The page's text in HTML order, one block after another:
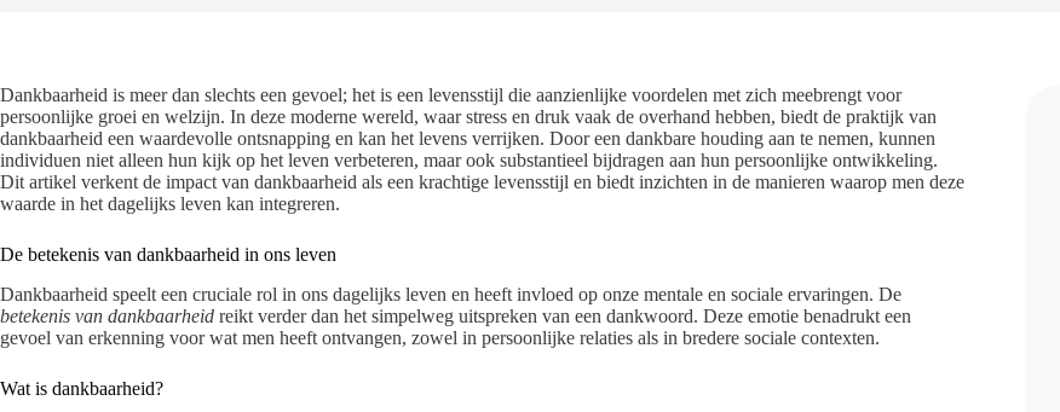
Dankbaarheid is meer dan slechts een gevoel; het is een levensstijl die aanzienlijke voordelen met zich meebrengt voor
persoonlijke groei en welzijn. In deze moderne wereld, waar stress en druk vaak de overhand hebben, biedt de praktijk van
dankbaarheid een waardevolle ontsnapping en kan het levens verrijken. Door een dankbare houding aan te nemen, kunnen
individuen niet alleen hun kijk op het leven verbeteren, maar ook substantieel bijdragen aan hun persoonlijke ontwikkeling.
Dit artikel verkent de impact van dankbaarheid als een krachtige levensstijl en biedt inzichten in de manieren waarop men deze
waarde in het dagelijks leven kan integreren.
De betekenis van dankbaarheid in ons leven
Dankbaarheid speelt een cruciale rol in ons dagelijks leven en heeft invloed op onze mentale en sociale ervaringen. De
betekenis van dankbaarheid reikt verder dan het simpelweg uitspreken van een dankwoord. Deze emotie benadrukt een
gevoel van erkenning voor wat men heeft ontvangen, zowel in persoonlijke relaties als in bredere sociale contexten.
Wat is dankbaarheid?